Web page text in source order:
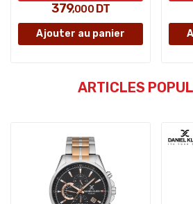
379,000DT
Ajouter au panier
ARTICLES